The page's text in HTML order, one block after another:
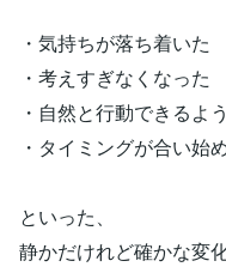
・気持ちが落ち着いた
・考えすぎなくなった
・自然と行動できるよ
・タイミングが合い始
といった、
静かだけれど確かな変化